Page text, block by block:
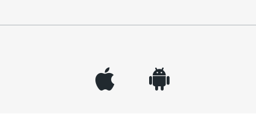
appleinc android